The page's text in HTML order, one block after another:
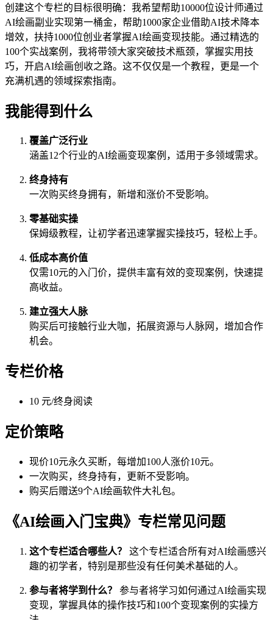
创建这个专栏的目标很明确：我希望帮助10000位设计师通过
AI绘画副业实现第一桶金，帮助1000家企业借助AI技术降本
增效，扶持1000位创业者掌握AI绘画变现技能。通过精选的
100个实战案例，我将带领大家突破技术瓶颈，掌握实用技
巧，开启AI绘画创收之路。这不仅仅是一个教程，更是一个
充满机遇的领域探索指南。
我能得到什么
覆盖广泛行业
涵盖12个行业的AI绘画变现案例，适用于多领域需求。
终身持有
一次购买终身拥有，新增和涨价不受影响。
零基础实操
保姆级教程，让初学者迅速掌握实操技巧，轻松上手。
低成本高价值
仅需10元的入门价，提供丰富有效的变现案例，快速提
高收益。
建立强大人脉
购买后可接触行业大咖，拓展资源与人脉网，增加合作
机会。
专栏价格
10 元/终身阅读
定价策略
现价10元永久买断，每增加100人涨价10元。
一次购买，终身持有，更新不受影响。
购买后赠送9个AI绘画软件大礼包。
《AI绘画入门宝典》专栏常见问题
这个专栏适合哪些人？
这个专栏适合所有对AI绘画感兴
趣的初学者，特别是那些没有任何美术基础的人。
参与者将学到什么？
参与者将学习如何通过AI绘画实现
变现，掌握具体的操作技巧和100个变现案例的实操方